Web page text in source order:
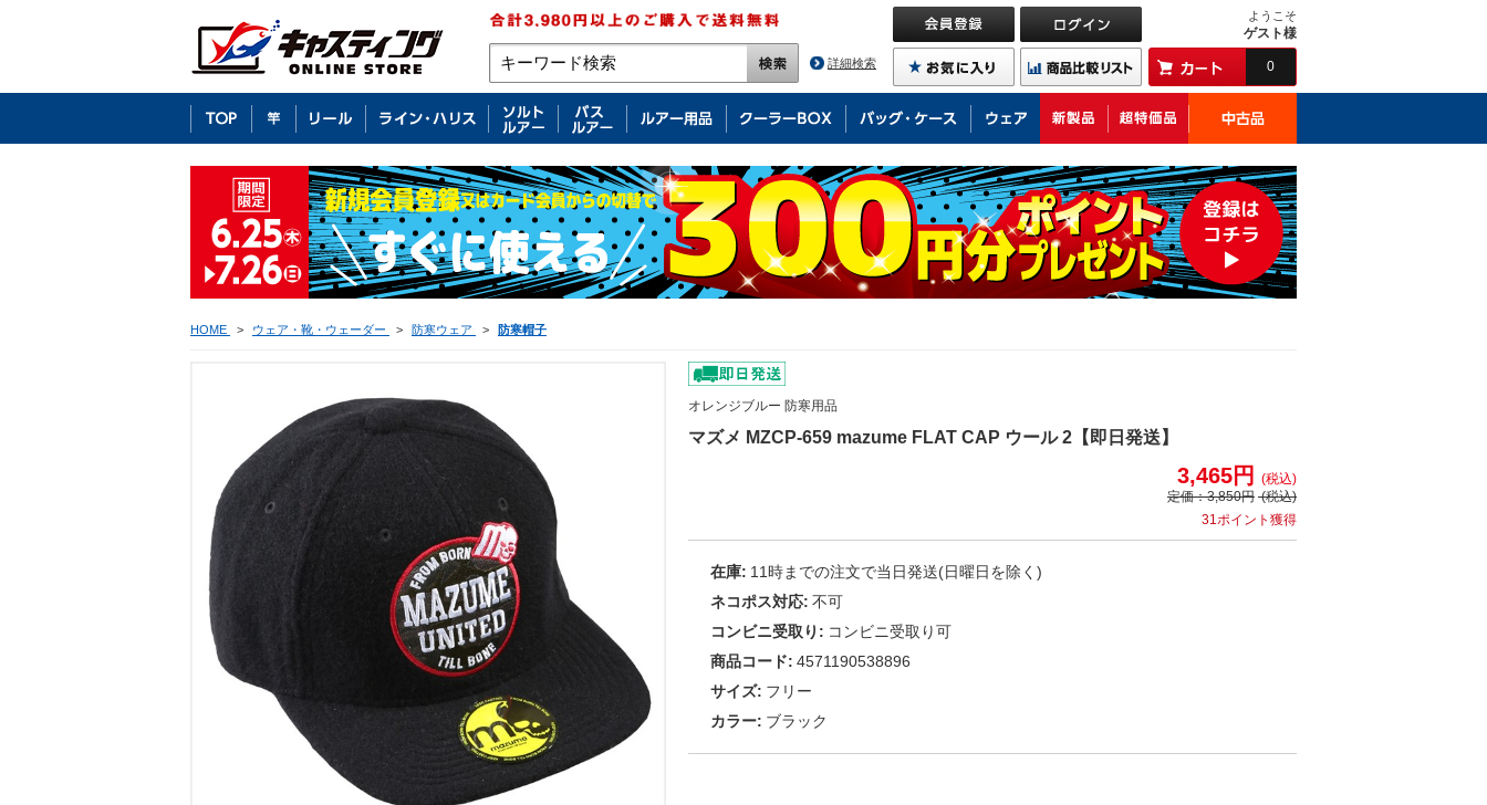
詳細検索
ようこそ
ゲスト様
0
HOME > ウェア・靴・ウェーダー > 防寒ウェア > 防寒帽子
オレンジブルー 防寒用品
マズメ MZCP-659 mazume FLAT CAP ウール 2【即日発送】
3,465円
(税込)
定価：3,850円 (税込)
31ポイント獲得
在庫: 11時までの注文で当日発送(日曜日を除く)
ネコポス対応: 不可
コンビニ受取り: コンビニ受取り可
商品コード: 4571190538896
サイズ: フリー
カラー: ブラック